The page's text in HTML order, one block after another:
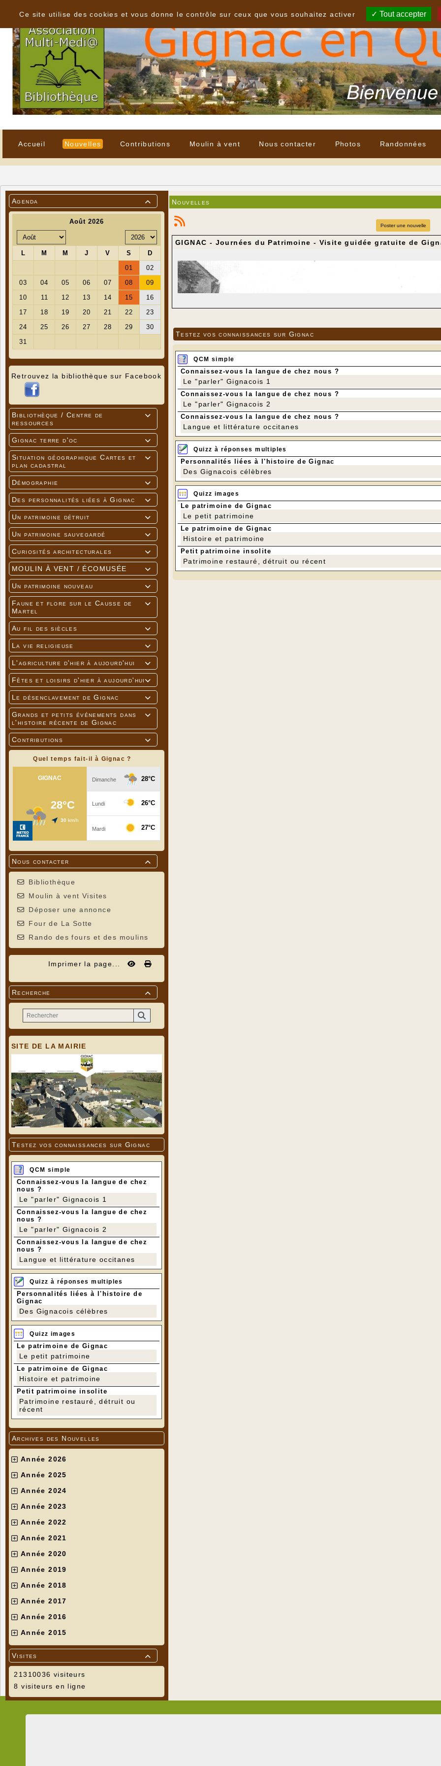
Accueil Nouvelles Contributions Moulin à vent Nous contacter Photos Randonnées

Agenda
Retrouvez la bibliothèque sur Facebook

Bibliothèque / Centre de
ressources

Gignac terre d'oc

Situation géographique Cartes et
plan cadastral

Démographie

Des personnalités liées à Gignac

Un patrimoine détruit

Un patrimoine sauvegardé

Curiosités architecturales

MOULIN À VENT / ÉCOMUSÉE

Un patrimoine nouveau

Faune et flore sur le Causse de
Martel

Au fil des siècles

La vie religieuse

L'agriculture d'hier à aujourd'hui

Fêtes et loisirs d'hier à aujourd'hui

Le désenclavement de Gignac

Grands et petits événements dans
l'histoire récente de Gignac

Contributions
Quel temps fait-il à Gignac ?

Nous contacter
Bibliothèque
Moulin à vent Visites
Déposer une annonce
Four de La Sotte
Rando des fours et des moulins
Imprimer la page...

Recherche
SITE DE LA MAIRIE
Testez vos connaissances sur Gignac
QCM simple
Connaissez-vous la langue de chez
nous ?
Le "parler" Gignacois 1
Connaissez-vous la langue de chez
nous ?
Le "parler" Gignacois 2
Connaissez-vous la langue de chez
nous ?
Langue et littérature occitanes
Quizz à réponses multiples
Personnalités liées à l'histoire de
Gignac
Des Gignacois célèbres
Quizz images
Le patrimoine de Gignac
Le petit patrimoine
Le patrimoine de Gignac
Histoire et patrimoine
Petit patrimoine insolite
Patrimoine restauré, détruit ou
récent
Archives des Nouvelles
Année 2026
Année 2025
Année 2024
Année 2023
Année 2022
Année 2021
Année 2020
Année 2019
Année 2018
Année 2017
Année 2016
Année 2015

Visites
21310036 visiteurs
8 visiteurs en ligne
Nouvelles
Poster une nouvelle
GIGNAC - Journées du Patrimoine - Visite guidée gratuite de
Relire l'article "16 habitants dans leur
Testez vos connaissances sur Gignac
QCM simple
Connaissez-vous la langue de chez nous ?
Le "parler" Gignacois 1
Connaissez-vous la langue de chez nous ?
Le "parler" Gignacois 2
Connaissez-vous la langue de chez nous ?
Langue et littérature occitanes
Quizz à réponses multiples
Personnalités liées à l'histoire de Gignac
Des Gignacois célèbres
Quizz images
Le patrimoine de Gignac
Le petit patrimoine
Le patrimoine de Gignac
Histoire et patrimoine
Petit patrimoine insolite
Patrimoine restauré, détruit ou récent
Ce site utilise des cookies et vous donne le contrôle sur ceux que vous souhaitez activer
Tout accepter